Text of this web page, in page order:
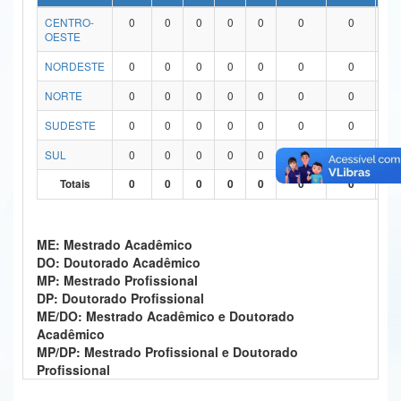
Ministério da Ciência, Tecnologia, Inovações e Comunicações
Ministério do Turismo
Ministério do Desenvolvimento Regional
Ministério da Mulher, da Família e dos Direitos Humanos
Banco Central do Brasil
CENTRO-
OESTE
0 0 0 0 0 0 0
NORDESTE 0 0 0 0 0 0 0
NORTE
0 0 0 0 0 0 0
SUDESTE
0 0 0 0 0 0 0
SUL
0 0 0 0 0 0 0
0
Totais
0 0 0 0 0 0 0 0
ME: Mestrado Acadêmico
DO: Doutorado Acadêmico
MP: Mestrado Profissional
DP: Doutorado Profissional
ME/DO: Mestrado Acadêmico e Doutorado
Acadêmico
MP/DP: Mestrado Profissional e Doutorado
Profissional